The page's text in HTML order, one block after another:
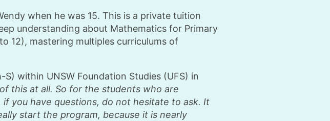
when he was 15. This is a private tuition
understanding about Mathematics for Primary
12), mastering multiples curriculums of
within UNSW Foundation Studies (UFS) in
this at all. So for the students who are
you have questions, do not hesitate to ask. It
start the program, because it is nearly